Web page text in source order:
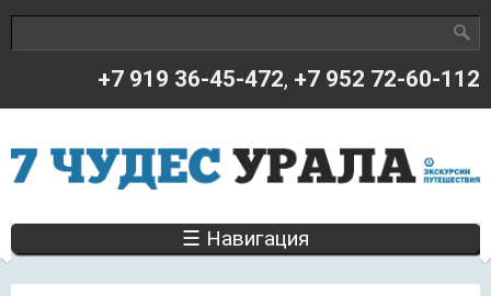
Форма поиска
+7 919 36-45-472, +7 952 72-60-112
☰ Навигация